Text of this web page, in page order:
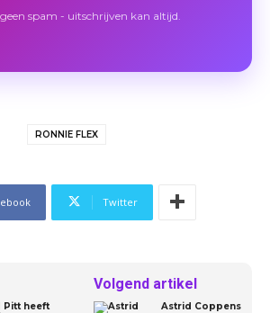
spam - uitschrijven kan altijd.
RONNIE FLEX
Twitter
Pitt heeft
Volgend artikel
Astrid Coppens